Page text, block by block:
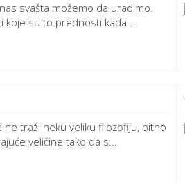
svašta možemo da uradimo.
koje su to prednosti kada ...
traži neku veliku filozofiju, bitno
veličine tako da s...